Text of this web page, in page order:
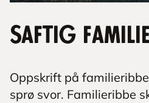
Saftig
Oppskrift på
sprø svor. Familieribbe